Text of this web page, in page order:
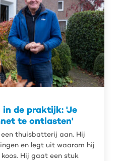
de praktijk: 'Je
te ontlasten'
thuisbatterij aan. Hij
en legt uit waarom hij
Hij gaat een stuk